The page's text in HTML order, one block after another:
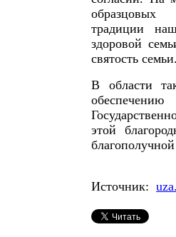
образцовых
традиции
здоровой
святость
В области
этой
Источник: